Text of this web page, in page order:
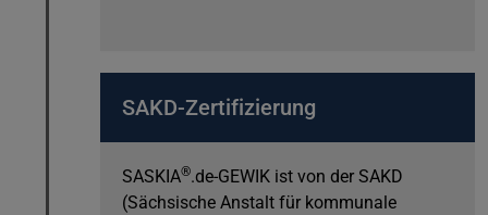
SAKD-Zertifizierung
SASKIA®.de-GEWIK ist von der SAKD
(Sächsische Anstalt für kommunale